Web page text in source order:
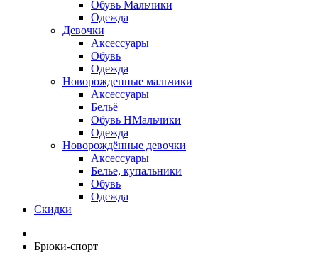
Обувь Мальчики
Одежда
Девочки
Аксессуары
Обувь
Одежда
Новорожденные мальчики
Аксессуары
Бельё
Обувь НМальчики
Одежда
Новорождённые девочки
Аксессуары
Белье, купальники
Обувь
Одежда
Скидки
Брюки-спорт